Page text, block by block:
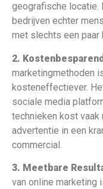
geografische locatie.
bedrijven echter
met slechts een paar
2.
marketingmethoden
kosteneffectiever.
sociale media
technieken kost vaak
advertentie in een
commercial.
3. Meetbare
van online marketing